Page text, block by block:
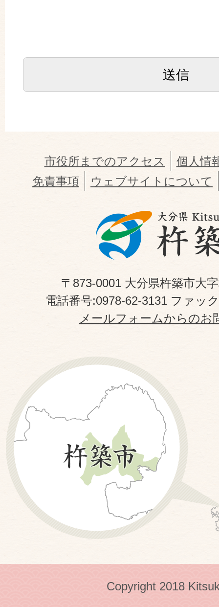
市役所までのアクセス
個人情
免責事項
ウェブサイトについて
〒873-0001 大分県杵築市大
電話番号:0978-62-3131 ファッ
メールフォームからのお
Copyright 2018